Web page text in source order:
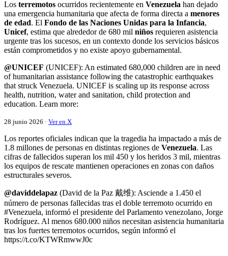
Los terremotos ocurridos recientemente en Venezuela han dejado
una emergencia humanitaria que afecta de forma directa a menores
de edad. El Fondo de las Naciones Unidas para la Infancia,
Unicef, estima que alrededor de 680 mil niños requieren asistencia
urgente tras los sucesos, en un contexto donde los servicios básicos
están comprometidos y no existe apoyo gubernamental.
@UNICEF (UNICEF): An estimated 680,000 children are in need
of humanitarian assistance following the catastrophic earthquakes
that struck Venezuela. UNICEF is scaling up its response across
health, nutrition, water and sanitation, child protection and
education. Learn more:
28 junio 2026 · Ver en X
Los reportes oficiales indican que la tragedia ha impactado a más de
1.8 millones de personas en distintas regiones de Venezuela. Las
cifras de fallecidos superan los mil 450 y los heridos 3 mil, mientras
los equipos de rescate mantienen operaciones en zonas con daños
estructurales severos.
@daviddelapaz (David de la Paz 戴维): Asciende a 1.450 el
número de personas fallecidas tras el doble terremoto ocurrido en
#Venezuela, informó el presidente del Parlamento venezolano, Jorge
Rodríguez. Al menos 680.000 niños necesitan asistencia humanitaria
tras los fuertes terremotos ocurridos, según informó el
https://t.co/KTWRmwwJ0c